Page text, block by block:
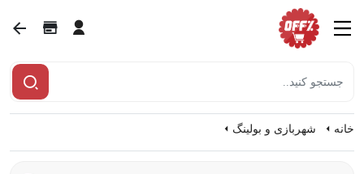
خانه شهربازی و بولینگ